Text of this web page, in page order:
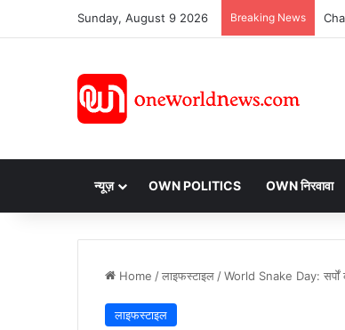
Sunday, August 9 2026 Breaking News
न्यूज़ OWN POLITICS OWN निरवावा
Home /लाइफस्टाइल /World Snake Day: सर्पों
लाइफस्टाइल